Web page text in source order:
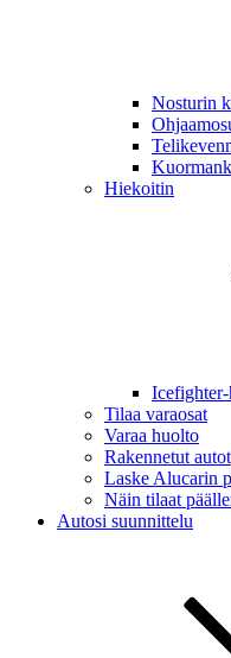
Nosturin
Hiekoitin
Tilaa varaosat
Varaa huolto
Rakennetut autot
Laske Alucarin
Näin tilaat
Autosi suunnittelu